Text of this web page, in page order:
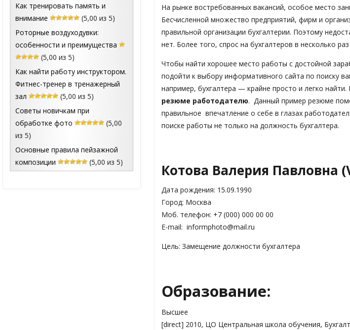
На рынке востребованных вакансий, особое место
Бесчисленной множество предприятий, фирм и
правильной организации бухгалтерии. Поэтому
нет. Более того, спрос на бухгалтеров в несколько
Чтобы найти хорошее место работы с достойной
подойти к выбору информативного сайта по поиску
например, бухгалтера — крайне просто и легко
резюме работодателю. Данный пример резюме
правильное впечатление о себе в глазах
поиске работы не только на должность бухгалтера.
Котова Валерия Павловна
Дата рождения: 15.09.1990
Город: Москва
Моб. телефон: +7 (000) 000 00 00
E-mail: informphoto@mail.ru
Цель: Замещение должности бухгалтера
Образование:
Высшее
[direct] 2010, ЦО Центральная школа обучения,
Как тренировать память и
внимание
(5,00 из 5)
Роторные воздуходувки:
особенности и преимущества
(5,00 из 5)
Как найти работу инструктором.
Фитнес-тренер в тренажерный
зал
(5,00 из 5)
Советы новичкам при
обработке фото
(5,00
из 5)
Основные правила пейзажной
композиции
(5,00 из 5)